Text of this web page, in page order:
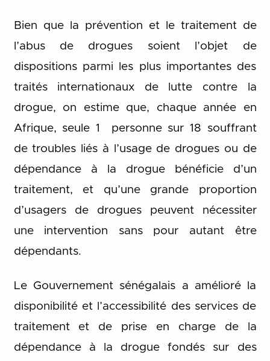
Bien que la prévention et le traitement de
l’abus de drogues soient l’objet de
dispositions parmi les plus importantes des
traités internationaux de lutte contre la
drogue, on estime que, chaque année en
Afrique, seule 1 personne sur 18 souffrant
de troubles liés à l’usage de drogues ou de
dépendance à la drogue bénéficie d’un
traitement, et qu’une grande proportion
d’usagers de drogues peuvent nécessiter
une intervention sans pour autant être
dépendants.
Le Gouvernement sénégalais a amélioré la
disponibilité et l’accessibilité des services de
traitement et de prise en charge de la
dépendance à la drogue fondés sur des